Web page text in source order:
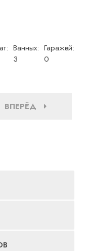
Ванных:
3
Гаражей:
0
ВПЕРЁД